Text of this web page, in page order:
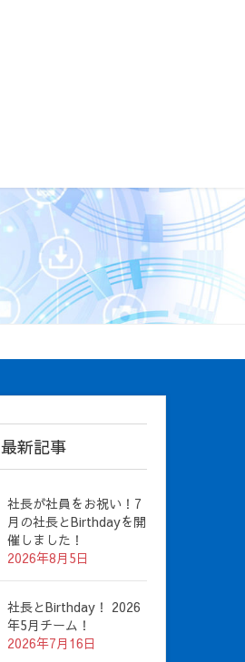
最新記事
社長が社員をお祝い！7
月の社長とBirthdayを開
催しました！
2026年8月5日
社長とBirthday！ 2026
年5月チーム！
2026年7月16日